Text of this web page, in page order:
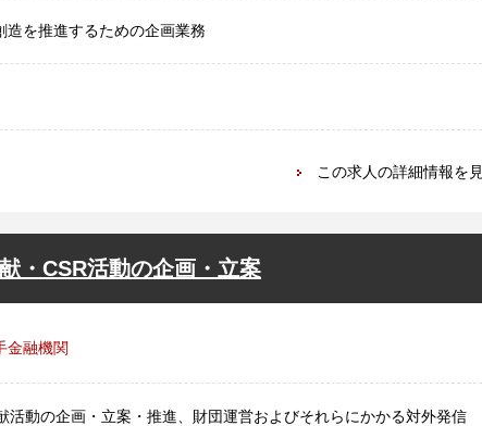
造を推進するための企画業務
この求人の詳細情報を
・CSR活動の企画・立案
金融機関
活動の企画・立案・推進、財団運営およびそれらにかかる対外発信